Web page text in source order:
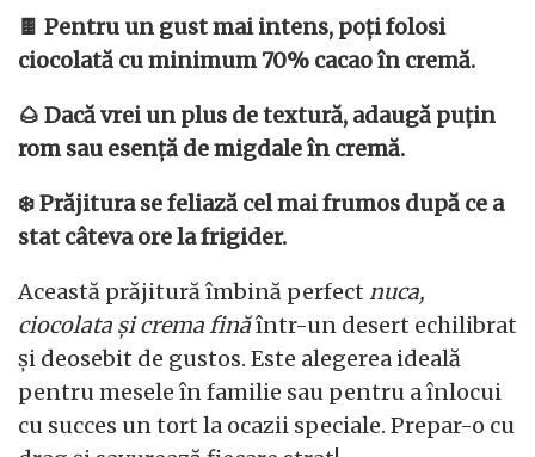
🍫 Pentru un gust mai intens, poți folosi
ciocolată cu minimum 70% cacao în cremă.
🌰 Dacă vrei un plus de textură, adaugă puțin
rom sau esență de migdale în cremă.
❄️ Prăjitura se feliază cel mai frumos după ce a
stat câteva ore la frigider.
Această prăjitură îmbină perfect nuca,
ciocolata și crema finăîntr-un desert echilibrat
și deosebit de gustos. Este alegerea ideală
pentru mesele în familie sau pentru a înlocui
cu succes un tort la ocazii speciale. Prepar-o cu